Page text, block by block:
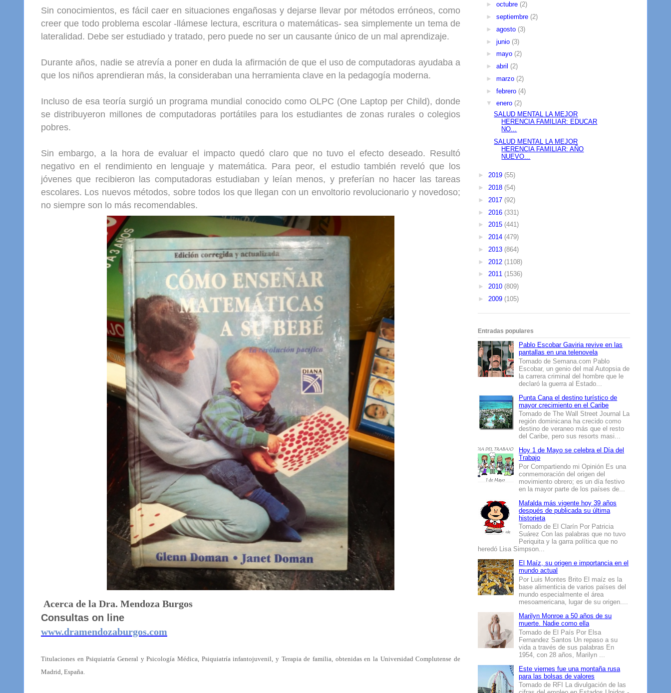
Sin conocimientos, es fácil caer en situaciones engañosas y dejarse llevar por métodos erróneos, como
creer que todo problema escolar -llámese lectura, escritura o matemáticas- sea simplemente un tema de
lateralidad. Debe ser estudiado y tratado, pero puede no ser un causante único de un mal aprendizaje.
Durante años, nadie se atrevía a poner en duda la afirmación de que el uso de computadoras ayudaba a
que los niños aprendieran más, la consideraban una herramienta clave en la pedagogía moderna.
Incluso de esa teoría surgió un programa mundial conocido como OLPC (One Laptop per Child), donde
se distribuyeron millones de computadoras portátiles para los estudiantes de zonas rurales o colegios
pobres.
Sin embargo, a la hora de evaluar el impacto quedó claro que no tuvo el efecto deseado. Resultó
negativo en el rendimiento en lenguaje y matemática. Para peor, el estudio también reveló que los
jóvenes que recibieron las computadoras estudiaban y leían menos, y preferían no hacer las tareas
escolares. Los nuevos métodos, sobre todos los que llegan con un envoltorio revolucionario y novedoso;
no siempre son lo más recomendables.
Acerca de la Dra. Mendoza Burgos
Consultas on line
www.dramendozaburgos.com
Titulaciones en Psiquiatría General y Psicología Médica, Psiquiatría infantojuvenil, y Terapia de familia, obtenidas en la Universidad Complutense de
Madrid, España.
► octubre (2)
► septiembre (2)
► agosto (3)
► junio (3)
► mayo (2)
► abril (2)
► marzo (2)
► febrero (4)
▼ enero (2)
SALUD MENTAL LA MEJOR
HERENCIA FAMILIAR: EDUCAR
NO...
SALUD MENTAL LA MEJOR
HERENCIA FAMILIAR: AÑO
NUEVO...
► 2019 (55)
► 2018 (54)
► 2017 (92)
► 2016 (331)
► 2015 (441)
► 2014 (479)
► 2013 (864)
► 2012 (1108)
► 2011 (1536)
► 2010 (809)
► 2009 (105)
Entradas populares
Pablo Escobar Gaviria revive en las
pantallas en una telenovela
Tomado de Semana.com Pablo
Escobar, un genio del mal Autopsia de
la carrera criminal del hombre que le
declaró la guerra al Estado...
Punta Cana el destino turístico de
mayor crecimiento en el Caribe
Tomado de The Wall Street Journal La
región dominicana ha crecido como
destino de veraneo más que el resto
del Caribe, pero sus resorts masi...
Hoy 1 de Mayo se celebra el Día del
Trabajo
Por Compartiendo mi Opinión Es una
conmemoración del origen del
movimiento obrero; es un día festivo
en la mayor parte de los países de...
Mafalda más vigente hoy 39 años
después de publicada su última
historieta
Tomado de El Clarín Por Patricia
Suárez Con las palabras que no tuvo
Periquita y la garra política que no
heredó Lisa Simpson...
El Maíz, su origen e importancia en el
mundo actual
Por Luis Montes Brito El maíz es la
base alimenticia de varios países del
mundo especialmente el área
mesoamericana, lugar de su origen....
Marilyn Monroe a 50 años de su
muerte. Nadie como ella
Tomado de El País Por Elsa
Fernandez Santos Un repaso a su
vida a través de sus palabras En
1954, con 28 años, Marilyn ...
Este viernes fue una montaña rusa
para las bolsas de valores
Tomado de RFI La divulgación de las